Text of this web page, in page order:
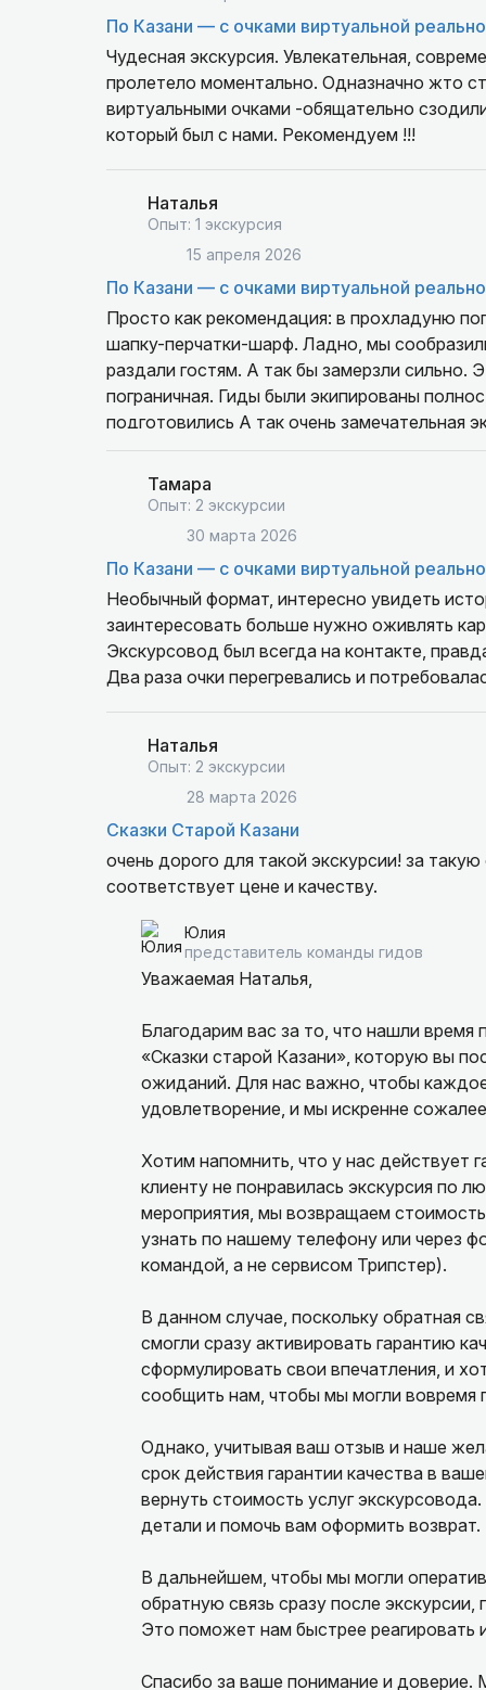
По Казани — с очками виртуальной
Чудесная экскурсия. Увлекательная,
пролетело моментально. Одназначно жто
виртуальными очками -обящательно
который был с нами. Рекомендуем !!!
Наталья
Опыт: 1 экскурсия
15 апреля 2026
По Казани — с очками виртуальной
Просто как рекомендация: в прохладуню
шапку-перчатки-шарф. Ладно, мы
раздали гостям. А так бы замерзли
пограничная. Гиды были экипированы
подготовились А так очень замечательная
Тамара
Опыт: 2 экскурсии
30 марта 2026
По Казани — с очками виртуальной
Необычный формат, интересно увидеть
заинтересовать больше нужно оживлять
Экскурсовод был всегда на контакте,
Два раза очки перегревались и
Наталья
Опыт: 2 экскурсии
28 марта 2026
Сказки Старой Казани
очень дорого для такой экскурсии! за
соответствует цене и качеству.
Юлия
представитель команды гидов
Уважаемая Наталья,
Благодарим вас за то, что нашли
«Сказки старой Казани», которую вы
ожиданий. Для нас важно, чтобы
удовлетворение, и мы искренне
Хотим напомнить, что у нас действует
клиенту не понравилась экскурсия по
мероприятия, мы возвращаем
узнать по нашему телефону или через
командой, а не сервисом Трипстер).
В данном случае, поскольку обратная
смогли сразу активировать гарантию
сформулировать свои впечатления, и
сообщить нам, чтобы мы могли вовремя
Однако, учитывая ваш отзыв и наше
срок действия гарантии качества в
вернуть стоимость услуг
детали и помочь вам оформить возврат.
В дальнейшем, чтобы мы могли
обратную связь сразу после
Это поможет нам быстрее
Спасибо за ваше понимание и доверие.